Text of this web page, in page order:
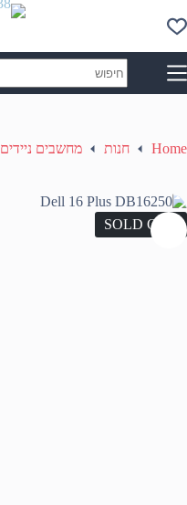
to
content
results
Home חנות מחשבים ניידים
SOLD OUT